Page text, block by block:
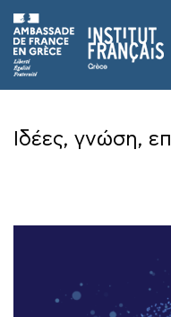
ΕΞΕΤΑΣΕΙΣ
Ιδέες, γνώση,